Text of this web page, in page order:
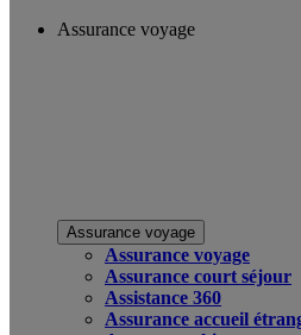
Assurance voyage
Assurance voyage
Assurance voyage
Assurance court séjour
Assistance 360
Assurance accueil